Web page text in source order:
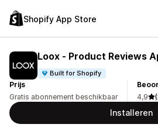
Shopify App Store
Loox ‑ Product Reviews
Built for Shopify
Prijs
Gratis abonnement beschikbaar
4,9
Installeren